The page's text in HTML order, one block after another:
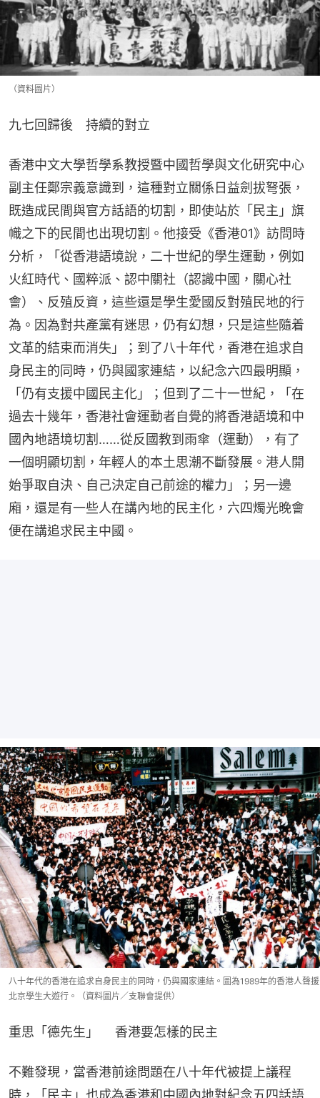
（資料圖片）
九七回歸後 持續的對立
香港中文大學哲學系教授暨中國哲學與文化研究中心
副主任鄭宗義意識到，這種對立關係日益劍拔弩張，
既造成民間與官方話語的切割，即使站於「民主」旗
幟之下的民間也出現切割。他接受《香港01》訪問時
分析，「從香港語境說，二十世紀的學生運動，例如
火紅時代、國粹派、認中關社（認識中國，關心社
會）、反殖反資，這些還是學生愛國反對殖民地的行
為。因為對共產黨有迷思，仍有幻想，只是這些隨着
文革的結束而消失」；到了八十年代，香港在追求自
身民主的同時，仍與國家連結，以紀念六四最明顯，
「仍有支援中國民主化」；但到了二十一世紀，「在
過去十幾年，香港社會運動者自覺的將香港語境和中
國內地語境切割……從反國教到雨傘（運動），有了
一個明顯切割，年輕人的本土思潮不斷發展。港人開
始爭取自決、自己決定自己前途的權力」；另一邊
廂，還是有一些人在講內地的民主化，六四燭光晚會
便在講追求民主中國。
八十年代的香港在追求自身民主的同時，仍與國家連結。圖為1989年的香港人聲援
北京學生大遊行。（資料圖片／支聯會提供）
重思「德先生」  香港要怎樣的民主
不難發現，當香港前途問題在八十年代被提上議程
時，「民主」也成為香港和中國內地對紀念五四話語